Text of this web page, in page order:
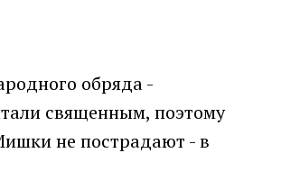
обряда -
священным, поэтому
не пострадают - в